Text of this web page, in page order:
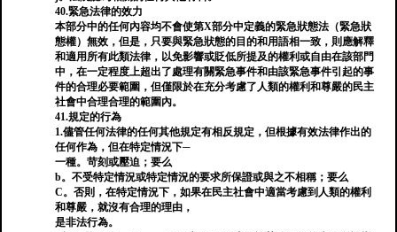
40.緊急法律的效力
本部分中的任何內容均不會使第X部分中定義的緊急狀態法（緊急狀
態權）無效，但是，只要與緊急狀態的目的和用語相一致，則應解釋
和適用所有此類法律，以免影響或貶低所提及的權利或自由在該部門
中，在一定程度上超出了處理有關緊急事件和由該緊急事件引起的事
件的合理必要範圍，但僅限於在充分考慮了人類的權利和尊嚴的民主
社會中合理合理的範圍內。
41.規定的行為
1.儘管任何法律的任何其他規定有相反規定，但根據有效法律作出的
任何作為，但在特定情況下─
一種。苛刻或壓迫；要么
b。不受特定情況或特定情況的要求所保證或與之不相稱；要么
C。否則，在特定情況下，如果在民主社會中適當考慮到人類的權利
和尊嚴，就沒有合理的理由，
是非法行為。